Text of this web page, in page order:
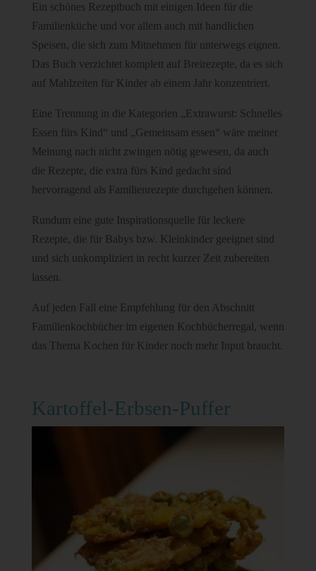
Ein schönes Rezeptbuch mit einigen Ideen für die
Familienküche und vor allem auch mit handlichen
Speisen, die sich zum Mitnehmen für unterwegs eignen.
Das Buch verzichtet komplett auf Breirezepte, da es sich
auf Mahlzeiten für Kinder ab einem Jahr konzentriert.
Eine Trennung in die Kategorien „Extrawurst: Schnelles
Essen fürs Kind“ und „Gemeinsam essen“ wäre meiner
Meinung nach nicht zwingen nötig gewesen, da auch
die Rezepte, die extra fürs Kind gedacht sind
hervorragend als Familienrezepte durchgehen können.
Rundum eine gute Inspirationsquelle für leckere
Rezepte, die für Babys bzw. Kleinkinder geeignet sind
und sich unkompliziert in recht kurzer Zeit zubereiten
lassen.
Auf jeden Fall eine Empfehlung für den Abschnitt
Familienkochbücher im eigenen Kochbücherregal, wenn
das Thema Kochen für Kinder noch mehr Input braucht.
Kartoffel-Erbsen-Puffer